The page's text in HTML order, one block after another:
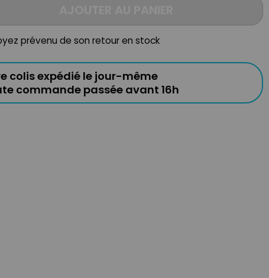
prévenu de son retour en stock
colis expédié le jour-même
commande passée avant 16h